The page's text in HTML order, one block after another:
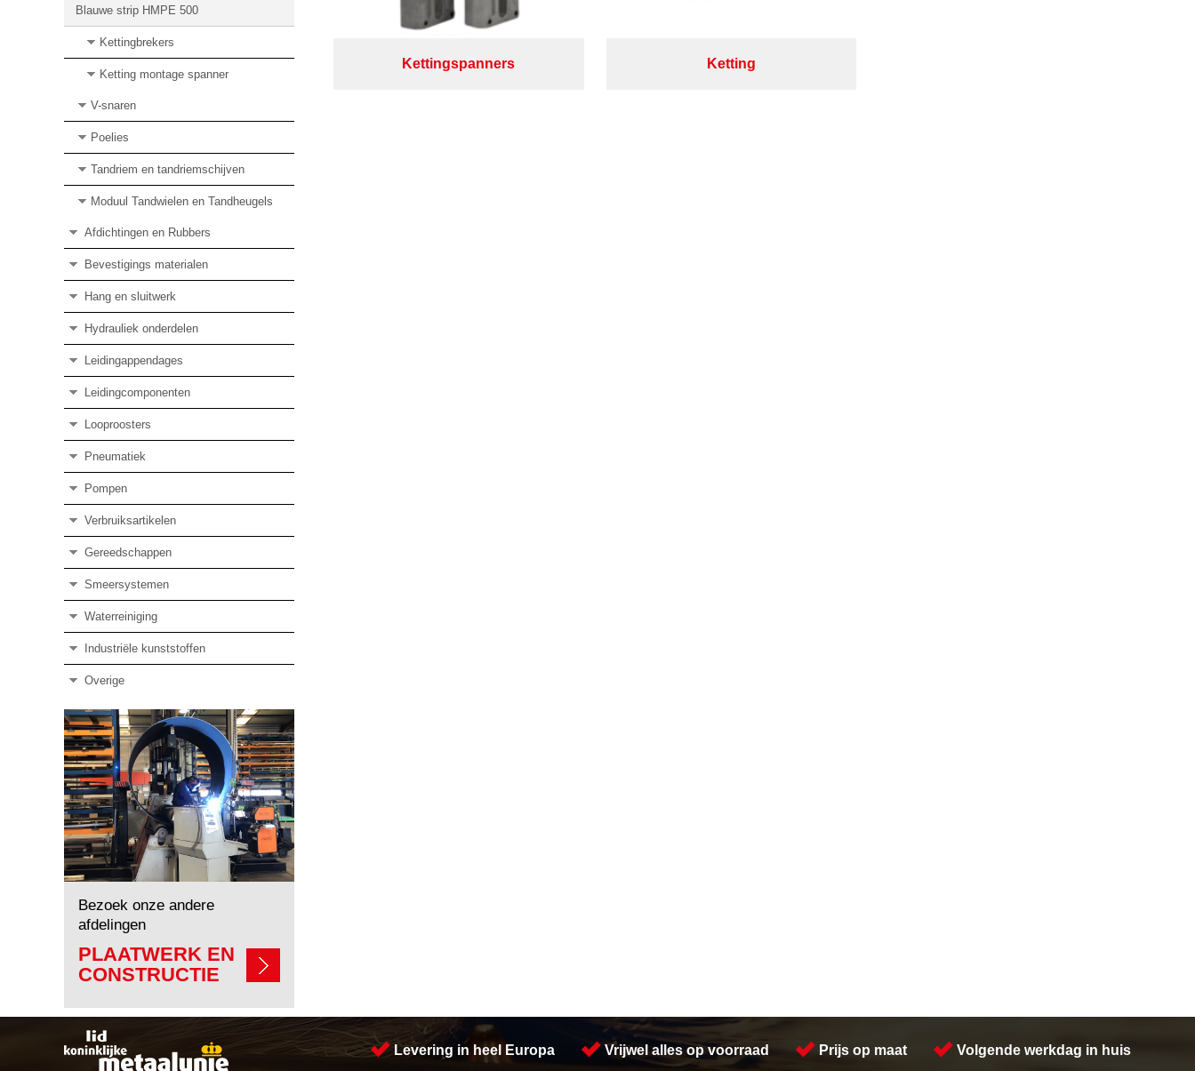
Blauwe strip HMPE 500
Kettingbrekers
Ketting montage spanner
V-snaren
Poelies
Tandriem en tandriemschijven
Moduul Tandwielen en Tandheugels
Afdichtingen en Rubbers
Bevestigings materialen
Hang en sluitwerk
Hydrauliek onderdelen
Leidingappendages
Leidingcomponenten
Looproosters
Pneumatiek
Pompen
Verbruiksartikelen
Gereedschappen
Smeersystemen
Waterreiniging
Industriële kunststoffen
Overige
Bezoek onze andere
afdelingen
PLAATWERK EN
CONSTRUCTIE
Kettingspanners Ketting
Levering in heel Europa Vrijwel alles op voorraad Prijs op maat Volgende werkdag in huis